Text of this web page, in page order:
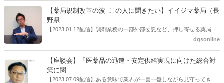
【薬局規制改革の波_この人に聞きたい】イイジマ薬局（長
野県...
【2023.01.12配信】調剤業務の一部外部委託など、押し寄せる薬局業
界への規制改革の波。この規制改革の波を薬局業界はどう受け止めた
はないだろうか。本紙ではこうした問題について、厚労省「薬局薬剤
師の業務及び薬局の機能に関するワーキンググループ」に参考人とし
ても出席していたイイジマ薬局（長野県上田市）開設者である飯島裕
dgsonline
【座談会】「医薬品の迅速・安定供給実現に向けた総合対
策に関...
【2023.07.09配信】ある意味で業界が一喜一憂しながら見守ってきた